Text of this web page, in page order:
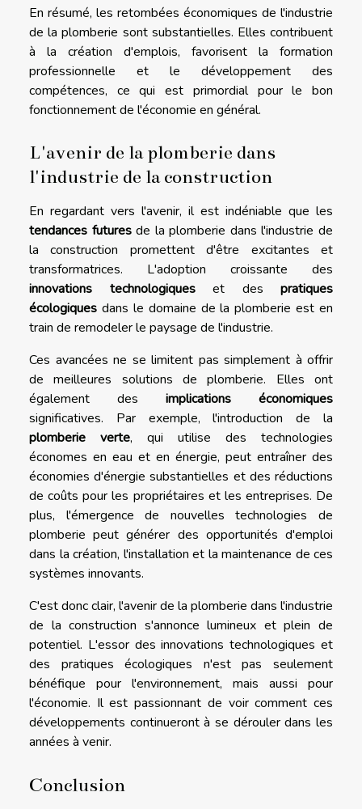
En résumé, les retombées économiques de l'industrie
de la plomberie sont substantielles. Elles contribuent
à la création d'emplois, favorisent la formation
professionnelle et le développement des
compétences, ce qui est primordial pour le bon
fonctionnement de l'économie en général.
L'avenir de la plomberie dans
l'industrie de la construction
En regardant vers l'avenir, il est indéniable que les
tendances futuresde la plomberie dans l'industrie de
la construction promettent d'être excitantes et
transformatrices. L'adoption croissante des
innovations technologiqueset des pratiques
écologiques dans le domaine de la plomberie est en
train de remodeler le paysage de l'industrie.
Ces avancées ne se limitent pas simplement à offrir
de meilleures solutions de plomberie. Elles ont
également des implications économiques
significatives. Par exemple, l'introduction de la
plomberie verte, qui utilise des technologies
économes en eau et en énergie, peut entraîner des
économies d'énergie substantielles et des réductions
de coûts pour les propriétaires et les entreprises. De
plus, l'émergence de nouvelles technologies de
plomberie peut générer des opportunités d'emploi
dans la création, l'installation et la maintenance de ces
systèmes innovants.
C'est donc clair, l'avenir de la plomberie dans l'industrie
de la construction s'annonce lumineux et plein de
potentiel. L'essor des innovations technologiques et
des pratiques écologiques n'est pas seulement
bénéfique pour l'environnement, mais aussi pour
l'économie. Il est passionnant de voir comment ces
développements continueront à se dérouler dans les
années à venir.
Conclusion